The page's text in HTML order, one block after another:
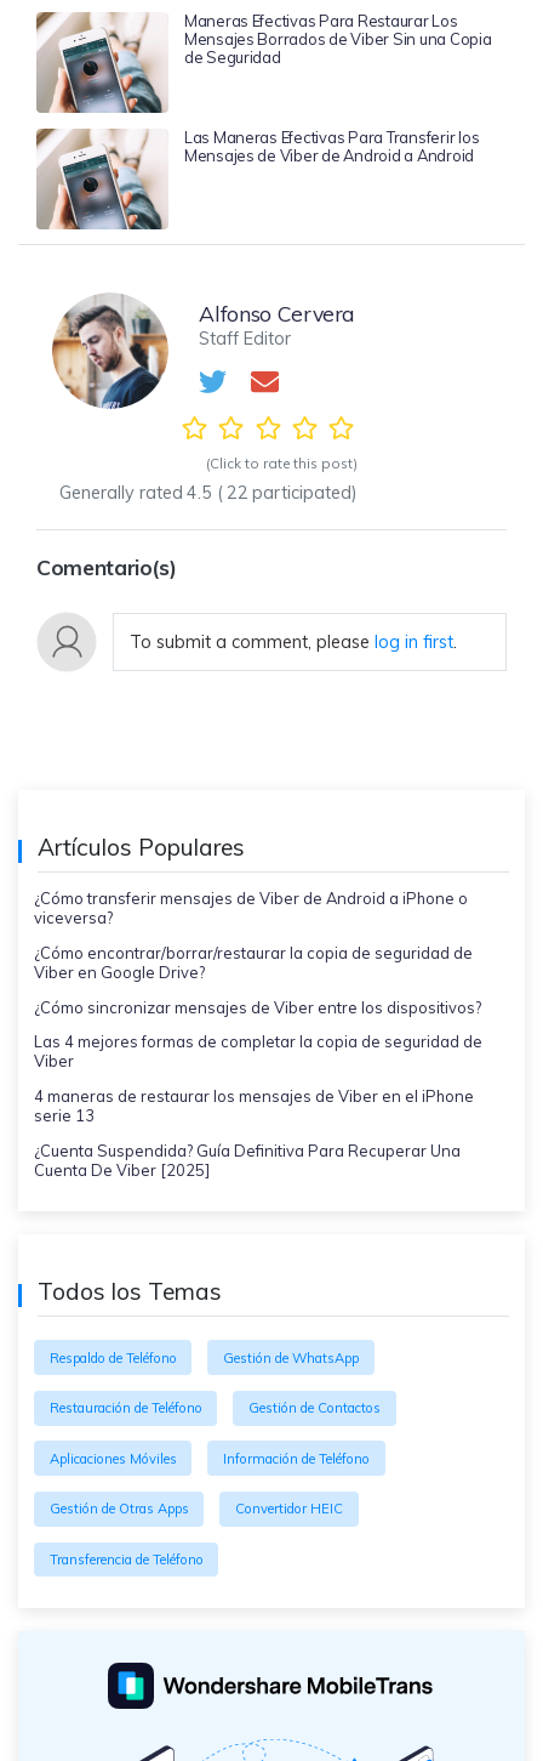
Maneras Efectivas Para Restaurar Los
Mensajes Borrados de Viber Sin una Copia
de Seguridad
Las Maneras Efectivas Para Transferir los
Mensajes de Viber de Android a Android
Alfonso Cervera
Staff Editor
(Click to rate this post)
Generally rated 4.5 ( 22 participated)
Comentario(s)
To submit a comment, please log in first.
Artículos Populares
¿Cómo transferir mensajes de Viber de Android a iPhone o
viceversa?
¿Cómo encontrar/borrar/restaurar la copia de seguridad de
Viber en Google Drive?
¿Cómo sincronizar mensajes de Viber entre los dispositivos?
Las 4 mejores formas de completar la copia de seguridad de
Viber
4 maneras de restaurar los mensajes de Viber en el iPhone
serie 13
¿Cuenta Suspendida? Guía Definitiva Para Recuperar Una
Cuenta De Viber [2025]
Todos los Temas
Respaldo de Teléfono Gestión de WhatsApp
Restauración de Teléfono Gestión de Contactos
Aplicaciones Móviles Información de Teléfono
Gestión de Otras Apps Convertidor HEIC
Transferencia de Teléfono